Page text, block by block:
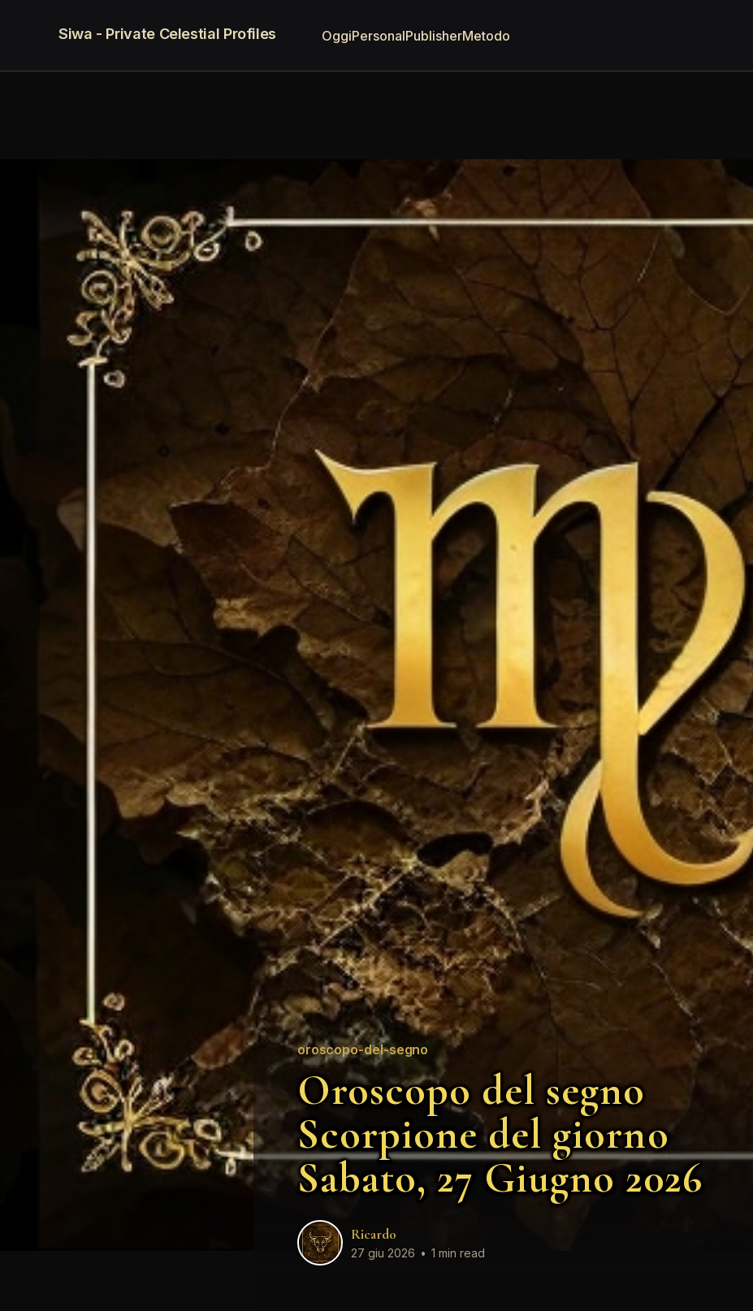
Siwa - Private Celestial Profiles OggiPersonalPublisherMetodo
oroscopo-del-segno
Oroscopo del segno
Scorpione del giorno
Sabato, 27 Giugno 2026
Ricardo
27 giu 2026 • 1 min read